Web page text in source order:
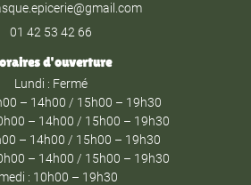
01 42 53 42 66
d'ouverture
Lundi : Fermé
– 14h00 / 15h00 – 19h30
– 14h00 / 15h00 – 19h30
– 14h00 / 15h00 – 19h30
– 14h00 / 15h00 – 19h30
: 10h00 – 19h30